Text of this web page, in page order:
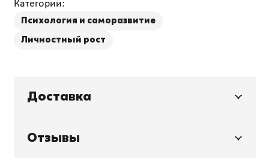
Категории:
Психология и саморазвитие
Личностный рост
Доставка
Отзывы